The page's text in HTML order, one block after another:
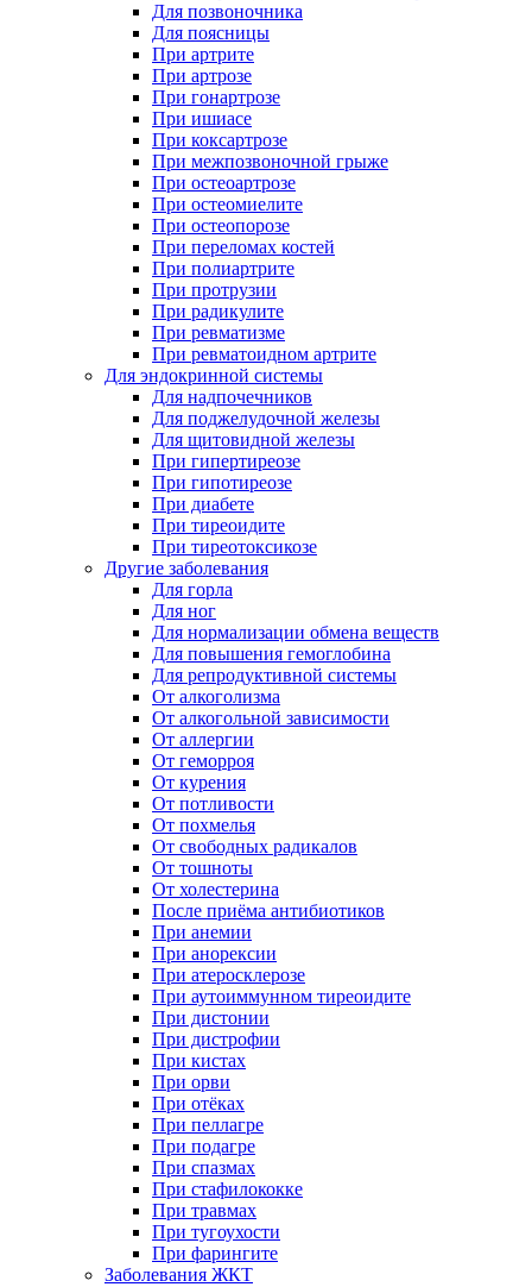
Для позвоночника
Для поясницы
При артрите
При артрозе
При гонартрозе
При ишиасе
При коксартрозе
При межпозвоночной грыже
При остеоартрозе
При остеомиелите
При остеопорозе
При переломах костей
При полиартрите
При протрузии
При радикулите
При ревматизме
При ревматоидном артрите
Для эндокринной системы
Для надпочечников
Для поджелудочной железы
Для щитовидной железы
При гипертиреозе
При гипотиреозе
При диабете
При тиреоидите
При тиреотоксикозе
Другие заболевания
Для горла
Для ног
Для нормализации обмена веществ
Для повышения гемоглобина
Для репродуктивной системы
От алкоголизма
От алкогольной зависимости
От аллергии
От геморроя
От курения
От потливости
От похмелья
От свободных радикалов
От тошноты
От холестерина
После приёма антибиотиков
При анемии
При анорексии
При атеросклерозе
При аутоиммунном тиреоидите
При дистонии
При дистрофии
При кистах
При орви
При отёках
При пеллагре
При подагре
При спазмах
При стафилококке
При травмах
При тугоухости
При фарингите
Заболевания ЖКТ